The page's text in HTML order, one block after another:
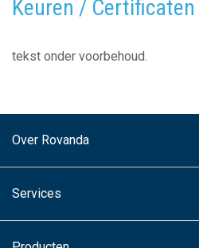
Keuren / Certificaten
tekst onder voorbehoud.
Over Rovanda
Services